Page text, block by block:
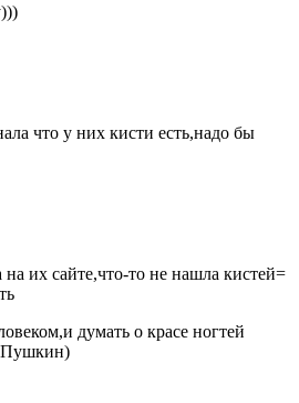
что у них кисти есть,надо бы
их сайте,что-то не нашла кистей=
думать о красе ногтей